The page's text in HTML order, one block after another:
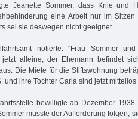
Jeanette Sommer, dass Knie und
eine Arbeit nur im
sei sie deswegen nicht geeignet.
notierte: "Frau Sommer
jetzt alleine, der Ehemann befindet
Die Miete für die Stiftswohnung
und ihre Tochter Carla sind jetzt
bewilligte ab Dezember
musste der Aufforderung folgen,